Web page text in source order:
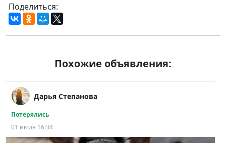
Поделиться:
Похожие объявления:
Дарья Степанова
Потерялись
01 июля 16:34